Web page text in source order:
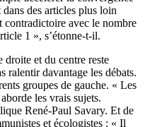
dans des articles plus loin
contradictoire avec le nombre
1 », s’étonne-t-il.
droite et du centre reste
ralentir davantage les débats.
groupes de gauche. « Les
les vrais sujets.
René-Paul Savary. Et de
et écologistes : « Il